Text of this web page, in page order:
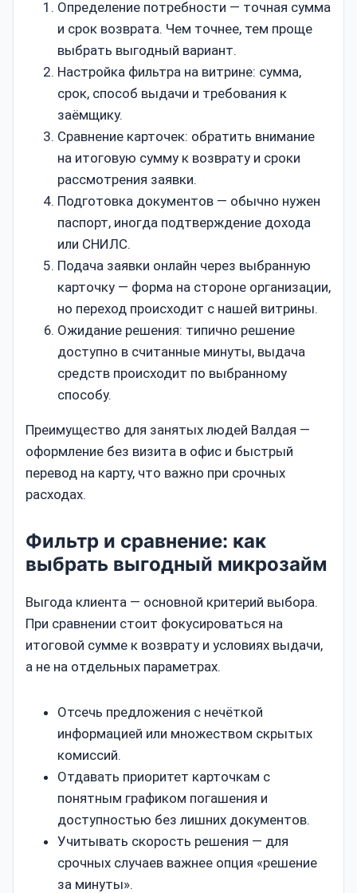
Определение потребности — точная сумма
и срок возврата. Чем точнее, тем проще
выбрать выгодный вариант.
Настройка фильтра на витрине: сумма,
срок, способ выдачи и требования к
заёмщику.
Сравнение карточек: обратить внимание
на итоговую сумму к возврату и сроки
рассмотрения заявки.
Подготовка документов — обычно нужен
паспорт, иногда подтверждение дохода
или СНИЛС.
Подача заявки онлайн через выбранную
карточку — форма на стороне организации,
но переход происходит с нашей витрины.
Ожидание решения: типично решение
доступно в считанные минуты, выдача
средств происходит по выбранному
способу.
Преимущество для занятых людей Валдая —
оформление без визита в офис и быстрый
перевод на карту, что важно при срочных
расходах.
Фильтр и сравнение: как
выбрать выгодный микрозайм
Выгода клиента — основной критерий выбора.
При сравнении стоит фокусироваться на
итоговой сумме к возврату и условиях выдачи,
а не на отдельных параметрах.
Отсечь предложения с нечёткой
информацией или множеством скрытых
комиссий.
Отдавать приоритет карточкам с
понятным графиком погашения и
доступностью без лишних документов.
Учитывать скорость решения — для
срочных случаев важнее опция «решение
за минуты».